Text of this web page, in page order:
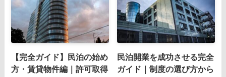
【完全ガイド】民泊の始め
方・賃貸物件編｜許可取得
民泊開業を成功させる完全
ガイド｜制度の選び方から